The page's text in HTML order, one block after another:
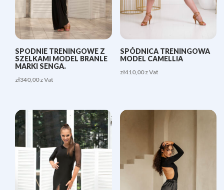
SPODNIE TRENINGOWE Z
SZELKAMI MODEL BRANLE
MARKI SENGA.
zł340,00 z Vat
SPÓDNICA TRENINGOWA
MODEL CAMELLIA
zł410,00 z Vat